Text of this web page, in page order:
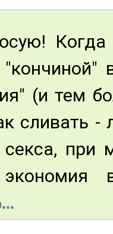
Когда
"кончиной"
(и тем
сливать -
секса, при